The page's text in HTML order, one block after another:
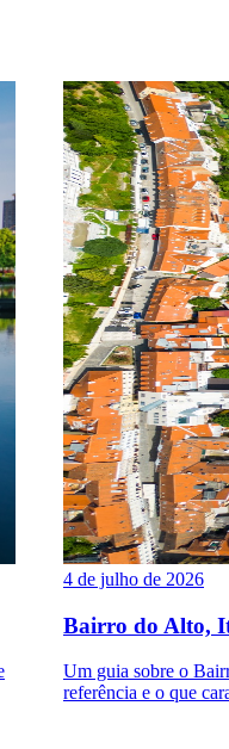
4 de julho de 2026
Bairro do Alto,
Um guia sobre o
referência e o que